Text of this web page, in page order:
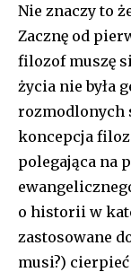
Nie znaczy to
Zacznę od
filozof muszę
życia nie była
rozmodlonych
koncepcja
polegająca na
o historii w
zastosowane
musi?)